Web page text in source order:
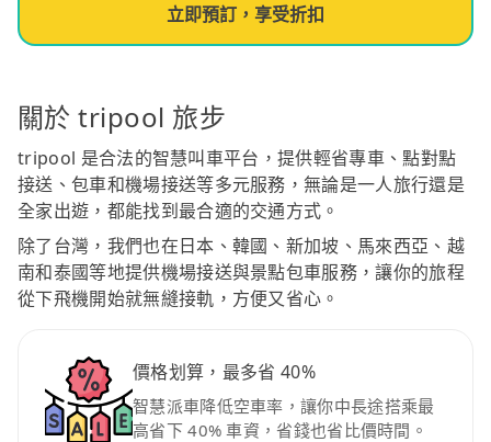
立即預訂，享受折扣
關於 tripool 旅步
tripool 是合法的智慧叫車平台，提供輕省專車、點對點
接送、包車和機場接送等多元服務，無論是一人旅行還是
全家出遊，都能找到最合適的交通方式。
除了台灣，我們也在日本、韓國、新加坡、馬來西亞、越
南和泰國等地提供機場接送與景點包車服務，讓你的旅程
從下飛機開始就無縫接軌，方便又省心。
價格划算，最多省 40%
智慧派車降低空車率，讓你中長途搭乘最
高省下 40% 車資，省錢也省比價時間。